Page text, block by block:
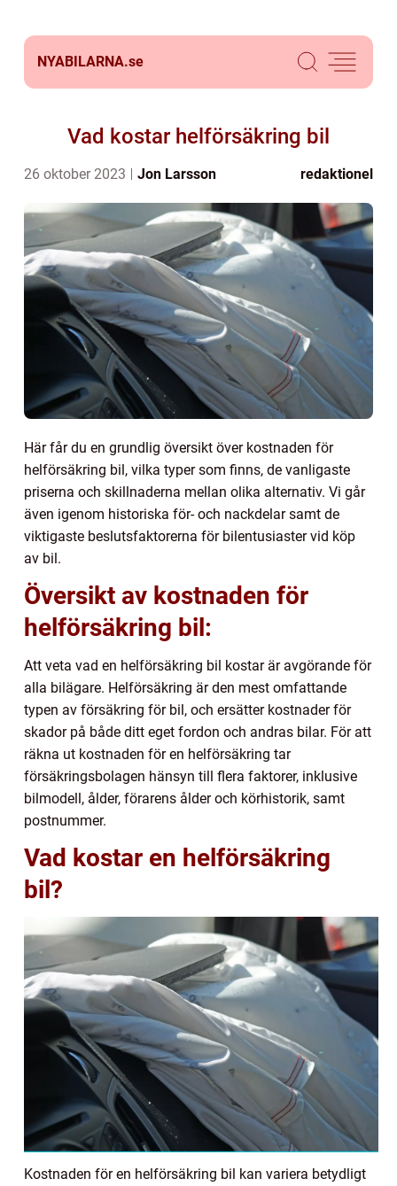
NYABILARNA.se
Vad kostar helförsäkring bil
26 oktober 2023 Jon Larsson redaktionel
Här får du en grundlig översikt över kostnaden för
helförsäkring bil, vilka typer som finns, de vanligaste
priserna och skillnaderna mellan olika alternativ. Vi går
även igenom historiska för- och nackdelar samt de
viktigaste beslutsfaktorerna för bilentusiaster vid köp
av bil.
Översikt av kostnaden för
helförsäkring bil:
Att veta vad en helförsäkring bil kostar är avgörande för
alla bilägare. Helförsäkring är den mest omfattande
typen av försäkring för bil, och ersätter kostnader för
skador på både ditt eget fordon och andras bilar. För att
räkna ut kostnaden för en helförsäkring tar
försäkringsbolagen hänsyn till flera faktorer, inklusive
bilmodell, ålder, förarens ålder och körhistorik, samt
postnummer.
Vad kostar en helförsäkring
bil?
Kostnaden för en helförsäkring bil kan variera betydligt